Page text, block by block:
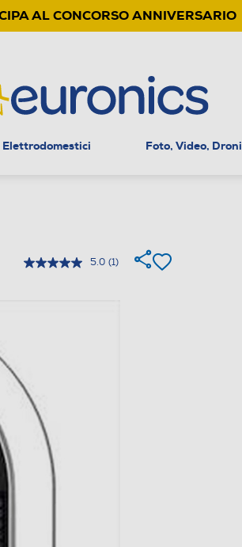
AL CONCORSO ANNIVERSARIO
Elettrodomestici Foto, Video, Droni
5.0 (1)